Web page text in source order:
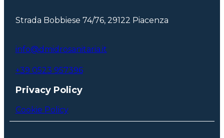
Strada Bobbiese 74/76, 29122 Piacenza
info@dmidrosanitaria.it
+39 0523 957396
Privacy Policy
Cookie Policy